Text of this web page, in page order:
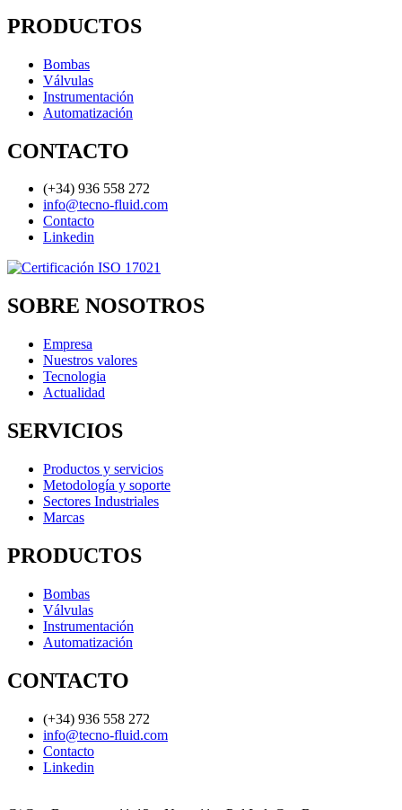
PRODUCTOS
Bombas
Válvulas
Instrumentación
Automatización
CONTACTO
(+34) 936 558 272
info@tecno-fluid.com
Contacto
Linkedin
SOBRE NOSOTROS
Empresa
Nuestros valores
Tecnologia
Actualidad
SERVICIOS
Productos y servicios
Metodología y soporte
Sectores Industriales
Marcas
PRODUCTOS
Bombas
Válvulas
Instrumentación
Automatización
CONTACTO
(+34) 936 558 272
info@tecno-fluid.com
Contacto
Linkedin